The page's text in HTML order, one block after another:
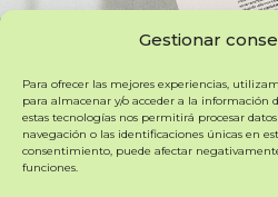
Gestionar
Para ofrecer las mejores experiencias,
para almacenar y/o acceder a la información
estas tecnologías nos permitirá procesar
navegación o las identificaciones únicas en
consentimiento, puede afectar
funciones.